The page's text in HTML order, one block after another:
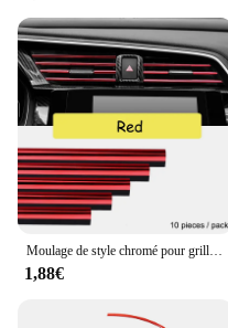
available in bulk,
businesses looking to
handle solution.
looking to offer a full
options or a designer
with a cohesive look,
choice that will
Moulage de style chromé pour grille d'aération de voiture, bande de garniture, sortie de climatiseur, décoration de calandre, forme en U, style de voiture, 10 pièces
1,88€